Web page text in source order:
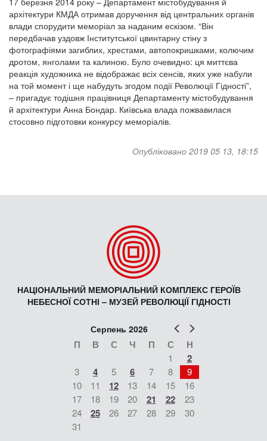
архітектури КМДА отримав доручення від центральних органів
влади спорудити меморіал за наданим ескізом. “Він
передбачав уздовж Інститутської цвинтарну стіну з
фотографіями загиблих, хрестами, автопокришками, колючим
дротом, янголами та калиною. Було очевидно: ця миттєва
реакція художника не відображає всіх сенсів, яких уже набули
на той момент і ще набудуть згодом події Революції Гідності”,
– пригадує тодішня працівниця Департаменту містобудування
й архітектури Анна Бондар. Київська влада пожвавилася
стосовно підготовки конкурсу меморіалів.
Опубліковано 2019 05 13, 18:15
НАЦІОНАЛЬНИЙ МЕМОРІАЛЬНИЙ КОМПЛЕКС ГЕРОЇВ
НЕБЕСНОЇ СОТНІ – МУЗЕЙ РЕВОЛЮЦІЇ ГІДНОСТІ
Попер
Серпень 2026
П В С Ч П С Н
1 2
3 4 5 6 7 8
9
10
11 12 13 14 15
16
17
18 19 20 21 22
23
24
25 26 27 28 29
30
31